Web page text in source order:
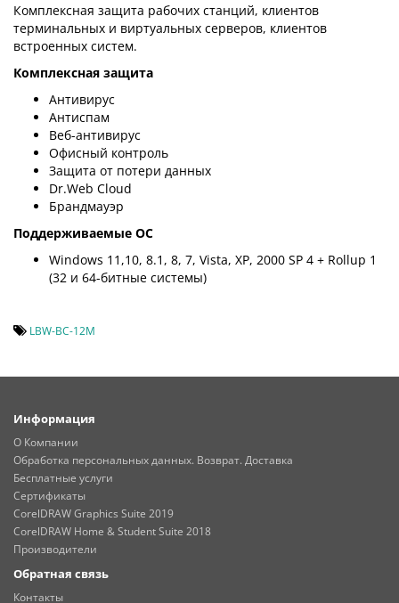
Комплексная защита рабочих станций, клиентов
терминальных и виртуальных серверов, клиентов
встроенных систем.
Комплексная защита
Антивирус
Антиспам
Веб-антивирус
Офисный контроль
Защита от потери данных
Dr.Web Cloud
Брандмауэр
Поддерживаемые ОС
Windows 11,10, 8.1, 8, 7, Vista, XP, 2000 SP 4 + Rollup 1
(32 и 64-битные системы)
LBW-BC-12M
Информация
О Компании
Обработка персональных данных. Возврат. Доставка
Бесплатные услуги
Сертификаты
CorelDRAW Graphics Suite 2019
CorelDRAW Home & Student Suite 2018
Производители
Обратная связь
Контакты